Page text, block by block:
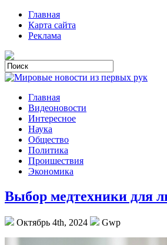
Главная
Карта сайта
Реклама
Главная
Видеоновости
Интересное
Наука
Общество
Политика
Проишествия
Экономика
Выбор медтехники для
Октябрь 4th, 2024 Gwp